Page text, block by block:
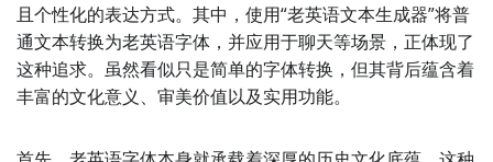
且个性化的表达方式。其中，使用“老英语文本生成器”将普
通文本转换为老英语字体，并应用于聊天等场景，正体现了
这种追求。虽然看似只是简单的字体转换，但其背后蕴含着
丰富的文化意义、审美价值以及实用功能。